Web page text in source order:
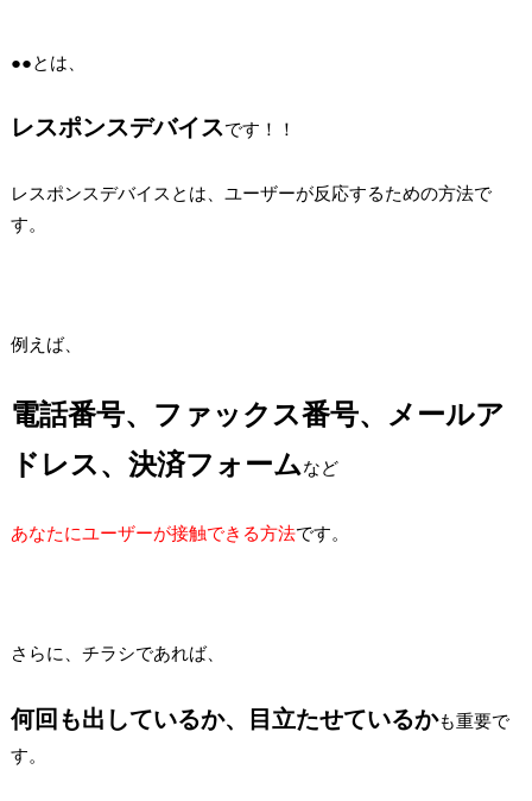
●●とは、
レスポンスデバイスです！！
レスポンスデバイスとは、ユーザーが反応するための方法で
す。
例えば、
電話番号、ファックス番号、メールア
ドレス、決済フォームなど
あなたにユーザーが接触できる方法です。
さらに、チラシであれば、
何回も出しているか、目立たせているかも重要で
す。